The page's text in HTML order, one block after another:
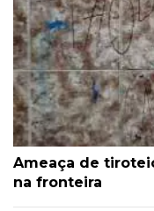
Ameaça de
na fronteira